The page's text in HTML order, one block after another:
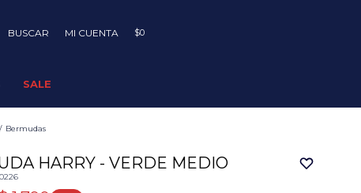
SALE
$0
Bermudas
HARRY - VERDE MEDIO